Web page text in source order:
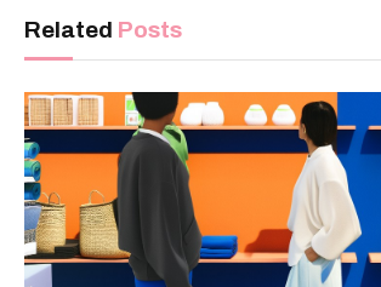
Related Posts